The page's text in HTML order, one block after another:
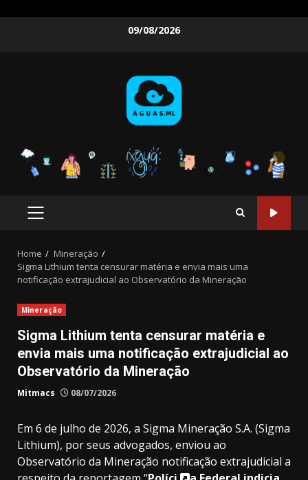
09/08/2026
PRIMARY
Home
Mineração
Sigma Lithium tenta censurar matéria e envia mais uma
notificação extrajudicial ao Observatório da Mineração
Mineração
Sigma Lithium tenta censurar matéria e
envia mais uma notificação extrajudicial ao
Observatório da Mineração
Mitmacs 08/07/2026
Em 6 de julho de 2026, a Sigma Mineração S.A. (Sigma
Lithium), por seus advogados, enviou ao
Observatório da Mineração notificação extrajudicial a